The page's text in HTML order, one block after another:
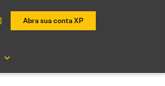
Abra sua conta XP